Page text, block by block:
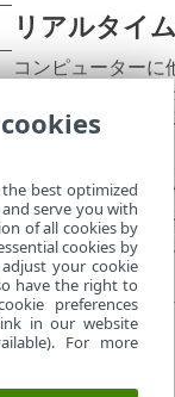
リアルタイ
コンピューターに
が同時に有効に
る場合)をアンイン
リアルタイ
リアルタイムファ
ルタイムファイル
best optimized
serve you with
of all cookies by
cookies by
your cookie
have the right to
preferences
in our website
For more